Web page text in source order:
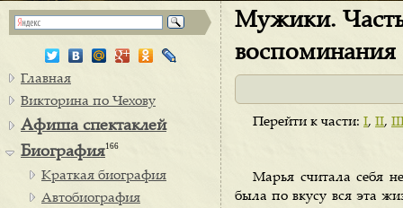
Мужики.
воспоминания
Перейти к части: I, II,
Марья считала себя
была по вкусу вся эта
Главная
Викторина по Чехову
Афиша спектаклей
Биография166
Краткая биография
Автобиография